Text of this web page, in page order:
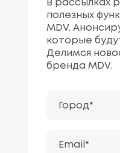
В рассылках
полезных
MDV.
которые
Делимся
бренда MDV.
Город*
Email*